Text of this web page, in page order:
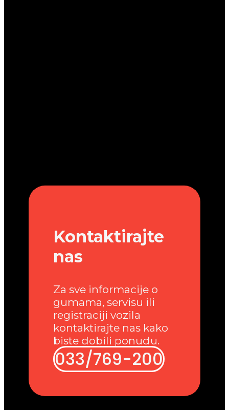
Kontaktirajte
nas
Za sve informacije o
gumama, servisu ili
registraciji vozila
kontaktirajte nas kako
biste dobili ponudu.
033/769-200